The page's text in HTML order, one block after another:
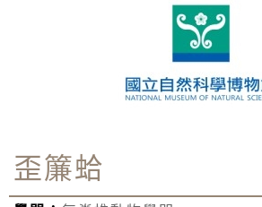
歪簾蛤